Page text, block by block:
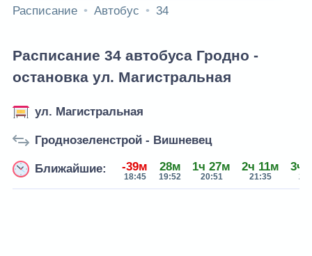
Расписание Автобус 34
Расписание 34 автобуса Гродно -
остановка ул. Магистральная
ул. Магистральная
Гроднозеленстрой - Вишневец
Ближайшие: -39м
18:45
28м
19:52
1ч 27м
20:51
2ч 11м
21:35
3ч